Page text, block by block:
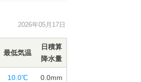
今年初の真夏日
分や休憩をとり
2026年05月17日
最低気温
日積算
降水量
10.0℃ 0.0mm